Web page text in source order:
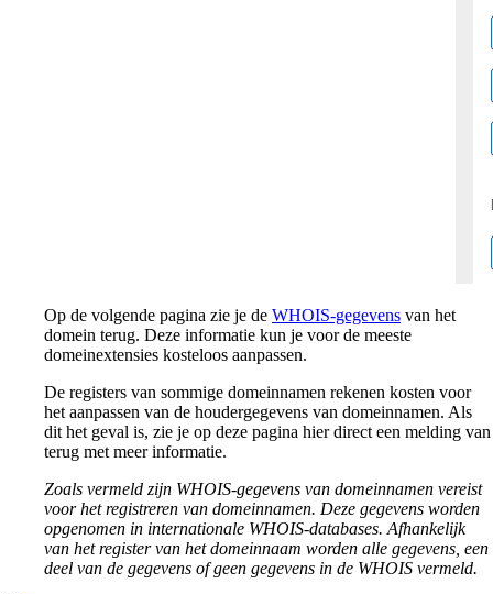
Op de volgende pagina zie je de WHOIS-gegevens van het
domein terug. Deze informatie kun je voor de meeste
domeinextensies kosteloos aanpassen.
De registers van sommige domeinnamen rekenen kosten voor
het aanpassen van de houdergegevens van domeinnamen. Als
dit het geval is, zie je op deze pagina hier direct een melding van
terug met meer informatie.
Zoals vermeld zijn WHOIS-gegevens van domeinnamen vereist
voor het registreren van domeinnamen. Deze gegevens worden
opgenomen in internationale WHOIS-databases. Afhankelijk
van het register van het domeinnaam worden alle gegevens, een
deel van de gegevens of geen gegevens in de WHOIS vermeld.